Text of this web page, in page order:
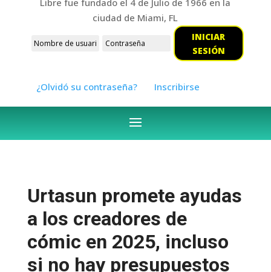
Libre fue fundado el 4 de Julio de 1966 en la
ciudad de Miami, FL
INICIAR
SESIÓN
¿Olvidó su contraseña? Inscribirse
Urtasun promete ayudas
a los creadores de
cómic en 2025, incluso
si no hay presupuestos